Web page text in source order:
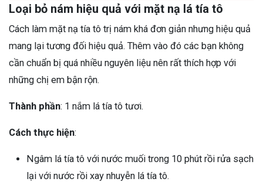
Loại bỏ nám hiệu quả với mặt nạ lá tía tô
Cách làm mặt nạ tía tô trị nám khá đơn giản nhưng hiệu quả
mang lại tương đối hiệu quả. Thêm vào đó các bạn không
cần chuẩn bị quá nhiều nguyên liệu nên rất thích hợp với
những chị em bận rộn.
Thành phần: 1 nắm lá tía tô tươi.
Cách thực hiện:
Ngâm lá tía tô với nước muối trong 10 phút rồi rửa sạch
lại với nước rồi xay nhuyễn lá tía tô.